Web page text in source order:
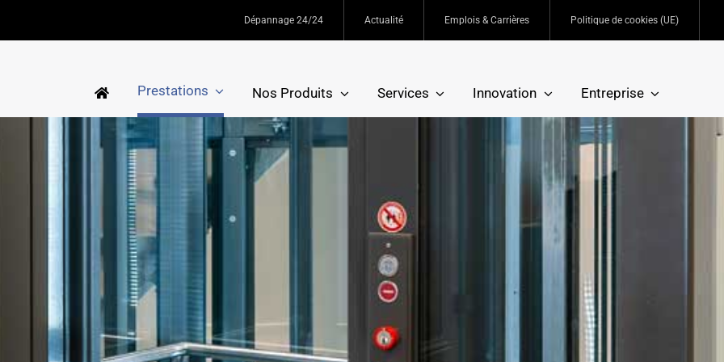
Dépannage 24/24 Actualité Emplois & Carrières Politique de cookies (UE)
Prestations Nos Produits Services Innovation Entreprise